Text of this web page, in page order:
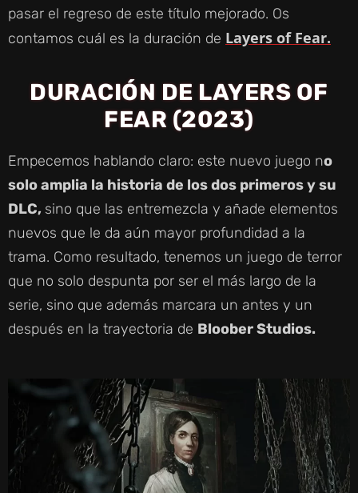
pasar el regreso de este título mejorado. Os
contamos cuál es la duración de Layers of Fear.
DURACIÓN DE LAYERS OF
FEAR (2023)
Empecemos hablando claro: este nuevo juego no
solo amplia la historia de los dos primeros y su
DLC, sino que las entremezcla y añade elementos
nuevos que le da aún mayor profundidad a la
trama. Como resultado, tenemos un juego de terror
que no solo despunta por ser el más largo de la
serie, sino que además marcara un antes y un
después en la trayectoria de Bloober Studios.